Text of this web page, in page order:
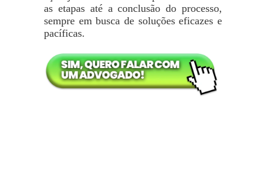
as etapas até a conclusão do processo,
sempre em busca de soluções eficazes e
pacíficas.